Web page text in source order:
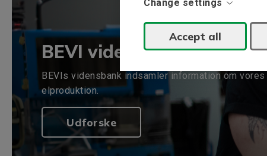
Change settings
Accept all
BEVI vidensbank
BEVIs vidensbank indsamler information om
elproduktion.
Udforske